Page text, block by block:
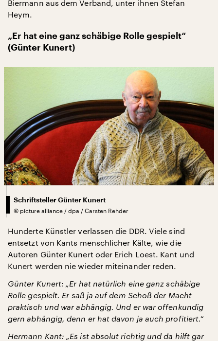
Biermann aus dem Verband, unter ihnen Stefan
Heym.
„Er hat eine ganz schäbige Rolle gespielt“
(Günter Kunert)
Schriftsteller Günter Kunert
© picture alliance / dpa / Carsten Rehder
Hunderte Künstler verlassen die DDR. Viele sind
entsetzt von Kants menschlicher Kälte, wie die
Autoren Günter Kunert oder Erich Loest. Kant und
Kunert werden nie wieder miteinander reden.
Günter Kunert: „Er hat natürlich eine ganz schäbige
Rolle gespielt. Er saß ja auf dem Schoß der Macht
praktisch und war abhängig. Und er war offenkundig
gern abhängig, denn er hat davon ja auch profitiert.“
Hermann Kant: „Es ist absolut richtig und da hilft gar